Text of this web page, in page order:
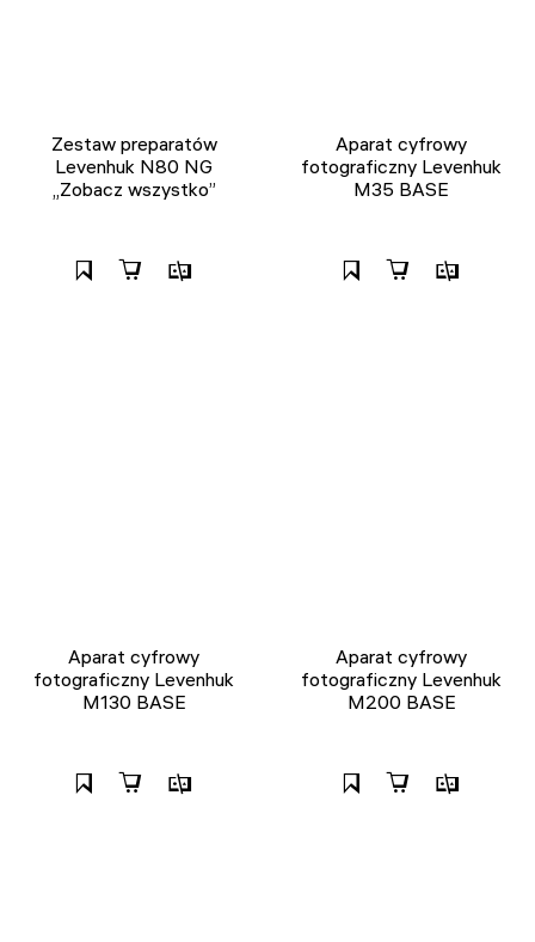
Zestaw preparatów
Levenhuk N80 NG
„Zobacz wszystko”
Aparat cyfrowy
fotograficzny Levenhuk
M35 BASE
Aparat cyfrowy
fotograficzny Levenhuk
M130 BASE
Aparat cyfrowy
fotograficzny Levenhuk
M200 BASE